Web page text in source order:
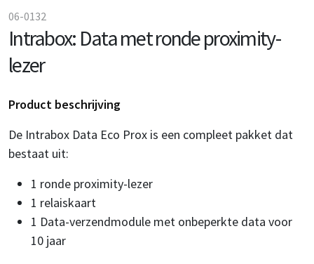
06-0132
Intrabox: Data met ronde proximity-
lezer
Product beschrijving
De Intrabox Data Eco Prox is een compleet pakket dat
bestaat uit:
1 ronde proximity-lezer
1 relaiskaart
1 Data-verzendmodule met onbeperkte data voor
10 jaar